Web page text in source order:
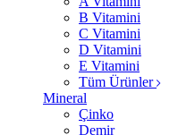
B Vitamini
C Vitamini
D Vitamini
E Vitamini
Tüm Ürünler
Mineral
Çinko
Demir